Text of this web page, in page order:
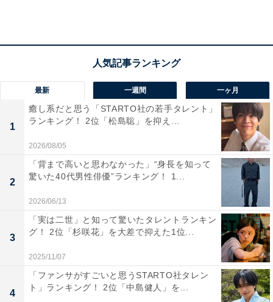
「ブラック企業だと感じる職場で働いた経験」あ
る人は71％
「ブラック企業だと感じる職場で働いた経験」につい
て、「ある」と答えた人が7割を超えました。ブラック
企業は決して珍しいものではなく、案外身近に存在して
いるかもしれません。ホワイト企業でも、自分の上司や
部署によっては「ブラック」と判断する人もいるでしょ
最新 一週間 一ヶ月
1
癒し系だと思う「STARTO社の若手タレント」
ランキング！ 2位「松島聡」を抑え...
2026/08/05
2
「背まで高いと思わなかった」“身長を知って
驚いた40代男性俳優”ランキング！ 1...
2026/06/13
3
「実は二世」と知って驚いたタレントランキン
グ！ 2位「杉咲花」を大差で抑えた1位...
2025/11/07
4
「ファンサがすごいと思うSTARTO社タレン
ト」ランキング！ 2位「中島健人」を...